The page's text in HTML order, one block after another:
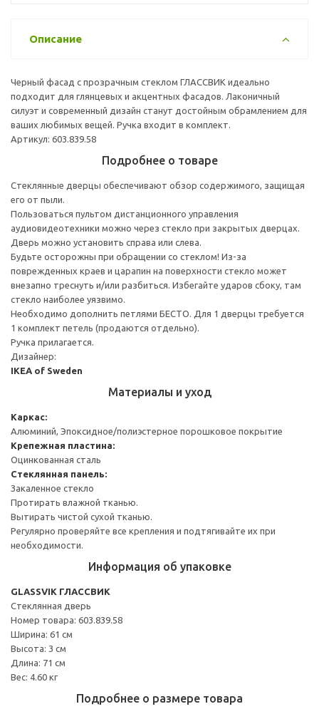
Описание
Черный фасад с прозрачным стеклом ГЛАССВИК идеально
подходит для глянцевых и акцентных фасадов. Лаконичный
силуэт и современный дизайн станут достойным обрамлением для
ваших любимых вещей. Ручка входит в комплект.
Артикул: 603.839.58
Подробнее о товаре
Стеклянные дверцы обеспечивают обзор содержимого, защищая
его от пыли.
Пользоваться пультом дистанционного управления
аудиовидеотехники можно через стекло при закрытых дверцах.
Дверь можно установить справа или слева.
Будьте осторожны при обращении со стеклом! Из-за
поврежденных краев и царапин на поверхности стекло может
внезапно треснуть и/или разбиться. Избегайте ударов сбоку, там
стекло наиболее уязвимо.
Необходимо дополнить петлями БЕСТО. Для 1 дверцы требуется
1 комплект петель (продаются отдельно).
Ручка прилагается.
Дизайнер:
IKEA of Sweden
Материалы и уход
Каркас:
Алюминий, Эпоксидное/полиэстерное порошковое покрытие
Крепежная пластина:
Оцинкованная сталь
Стеклянная панель:
Закаленное стекло
Протирать влажной тканью.
Вытирать чистой сухой тканью.
Регулярно проверяйте все крепления и подтягивайте их при
необходимости.
Информация об упаковке
GLASSVIK ГЛАССВИК
Стеклянная дверь
Номер товара: 603.839.58
Ширина: 61 см
Высота: 3 см
Длина: 71 см
Вес: 4.60 кг
Подробнее о размере товара